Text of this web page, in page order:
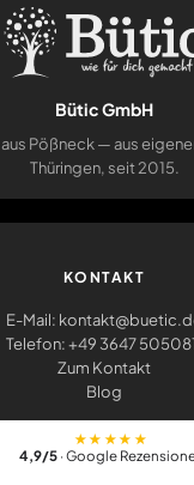
Bütic GmbH
Pößneck — aus
Thüringen, seit 2015.
KONTAKT
E-Mail:
Telefon: +49 3647
Zum Kontakt
Blog
★★★★★
4,9/5· Google